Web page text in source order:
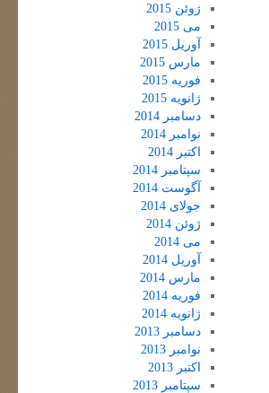
ژوئن 2015
می 2015
آوریل 2015
مارس 2015
فوریه 2015
ژانویه 2015
دسامبر 2014
نوامبر 2014
اکتبر 2014
سپتامبر 2014
آگوست 2014
جولای 2014
ژوئن 2014
می 2014
آوریل 2014
مارس 2014
فوریه 2014
ژانویه 2014
دسامبر 2013
نوامبر 2013
اکتبر 2013
سپتامبر 2013